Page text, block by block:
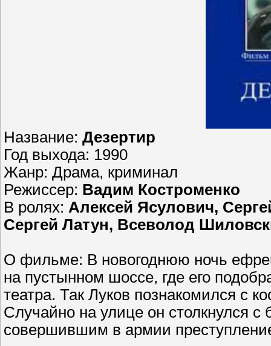
Название: Дезертир
Год выхода: 1990
Жанр: Драма, криминал
Режиссер: Вадим Костроменко
В ролях: Алексей Ясулович,
Сергей Латун, Всеволод
О фильме: В новогоднюю ночь
на пустынном шоссе, где его
театра. Так Луков познакомился с
Случайно на улице он столкнулся
совершившим в армии